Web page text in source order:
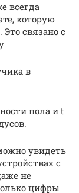
всегда
которую
связано с
в
пола и t
увидеть
с
не
цифры